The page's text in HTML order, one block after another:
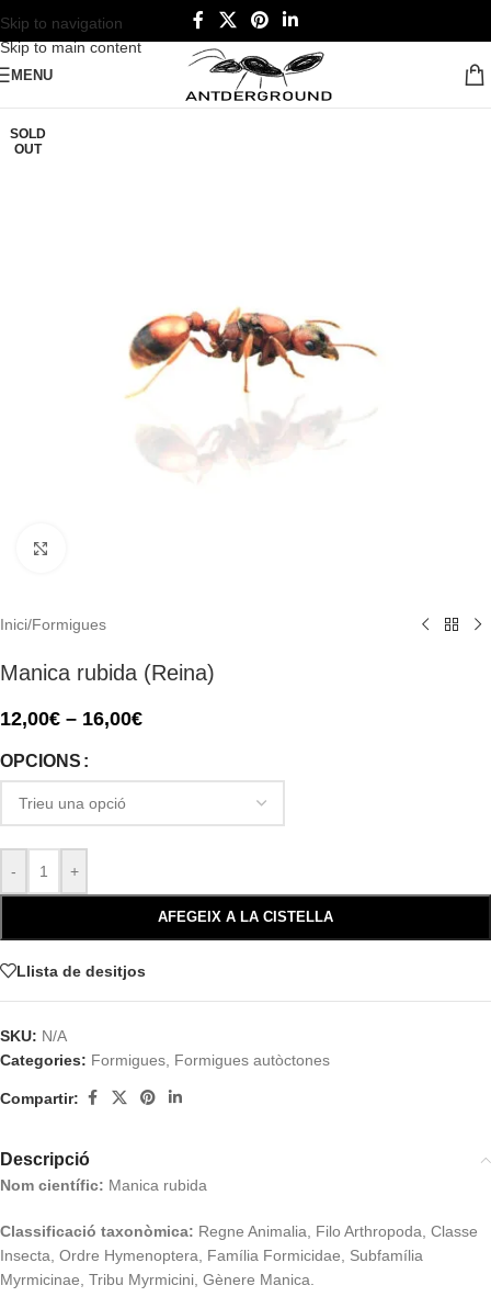
Skip to navigation
Skip to main content
MENU
SOLD
OUT
Inici/Formigues
Manica rubida (Reina)
12,00€ – 16,00€
OPCIONS
- +
AFEGEIX A LA CISTELLA
Llista de desitjos
SKU: N/A
Categories: Formigues Formigues autòctones
Compartir:
Descripció
Nom científic: Manica rubida
Classificació taxonòmica: Regne Animalia, Filo Arthropoda, Classe
Insecta, Ordre Hymenoptera, Família Formicidae, Subfamília
Myrmicinae, Tribu Myrmicini, Gènere Manica.